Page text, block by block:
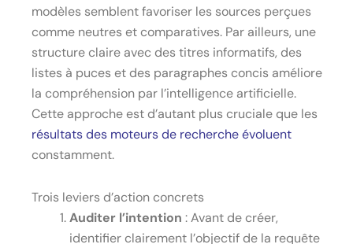
modèles semblent favoriser les sources perçues
comme neutres et comparatives. Par ailleurs, une
structure claire avec des titres informatifs, des
listes à puces et des paragraphes concis améliore
la compréhension par l’intelligence artificielle.
Cette approche est d’autant plus cruciale que les
résultats des moteurs de recherche évoluent
constamment.
Trois leviers d’action concrets
Auditer l’intention : Avant de créer,
identifier clairement l’objectif de la requête